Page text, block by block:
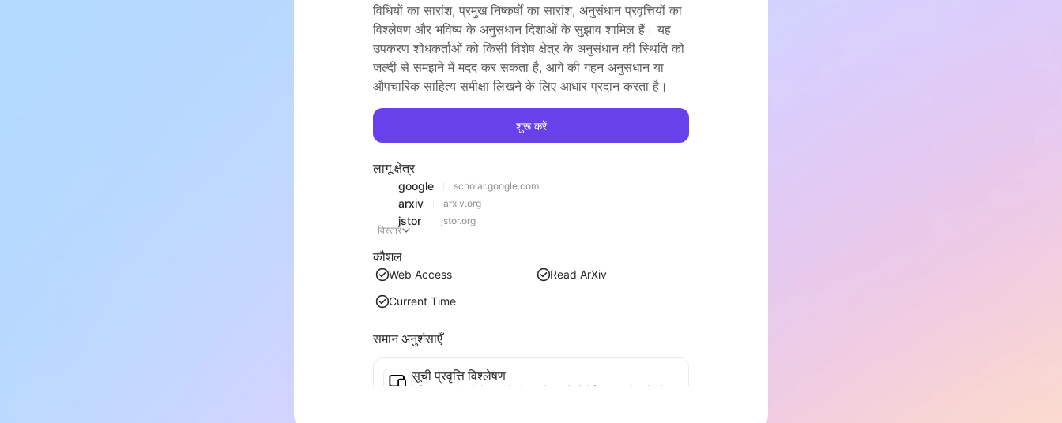
विधियों का सारांश, प्रमुख निष्कर्षों का सारांश, अनुसंधान प्रवृत्तियों का
विश्लेषण और भविष्य के अनुसंधान दिशाओं के सुझाव शामिल हैं। यह
उपकरण शोधकर्ताओं को किसी विशेष क्षेत्र के अनुसंधान की स्थिति को
जल्दी से समझने में मदद कर सकता है, आगे की गहन अनुसंधान या
औपचारिक साहित्य समीक्षा लिखने के लिए आधार प्रदान करता है।
शुरू करें
लागू क्षेत्र
google scholar.google.com
arxiv arxiv.org
jstor
jstor.org
विस्तार
कौशल
Web Access
Read ArXiv
Current Time
समान अनुशंसाएँ
सूची प्रवृत्ति विश्लेषण